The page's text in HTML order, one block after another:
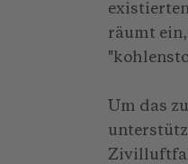
räumt
Um das